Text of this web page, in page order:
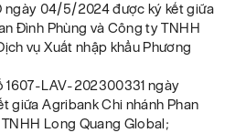
04/5/2024 được ký kết giữa
Đình Phùng và Công ty TNHH
vụ Xuất nhập khẩu Phương
LAV-202300331 ngày
giữa Agribank Chi nhánh Phan
Long Quang Global;